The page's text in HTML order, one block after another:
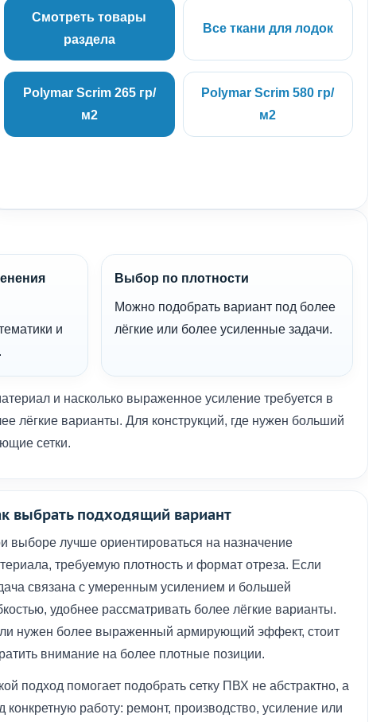
Смотреть товары
раздела
Все ткани для лодок
Polymar Scrim 265 гр/
м2
Polymar Scrim 580 гр/
м2
и
Выбор по плотности
Можно подобрать вариант под более
лёгкие или более усиленные задачи.
и насколько выраженное усиление требуется в
лёгкие варианты. Для конструкций, где нужен больший
сетки.
выбрать подходящий вариант
выборе лучше ориентироваться на назначение
требуемую плотность и формат отреза. Если
связана с умеренным усилением и большей
удобнее рассматривать более лёгкие варианты.
нужен более выраженный армирующий эффект, стоит
внимание на более плотные позиции.
подход помогает подобрать сетку ПВХ не абстрактно, а
конкретную работу: ремонт, производство, усиление или